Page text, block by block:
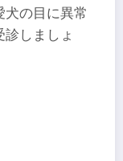
犬の目に異常
しましょ